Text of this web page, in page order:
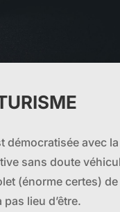
démocratisée avec
sans doute
(énorme certes)
lieu d’être.